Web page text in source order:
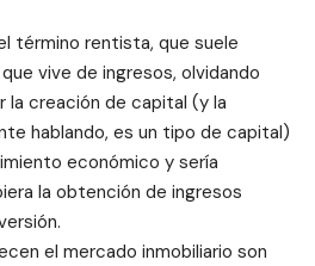
término rentista, que suele
vive de ingresos, olvidando
la creación de capital (y la
hablando, es un tipo de capital)
económico y sería
la obtención de ingresos
el mercado inmobiliario son